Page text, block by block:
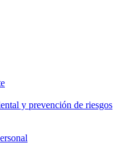
y prevención de riesgos